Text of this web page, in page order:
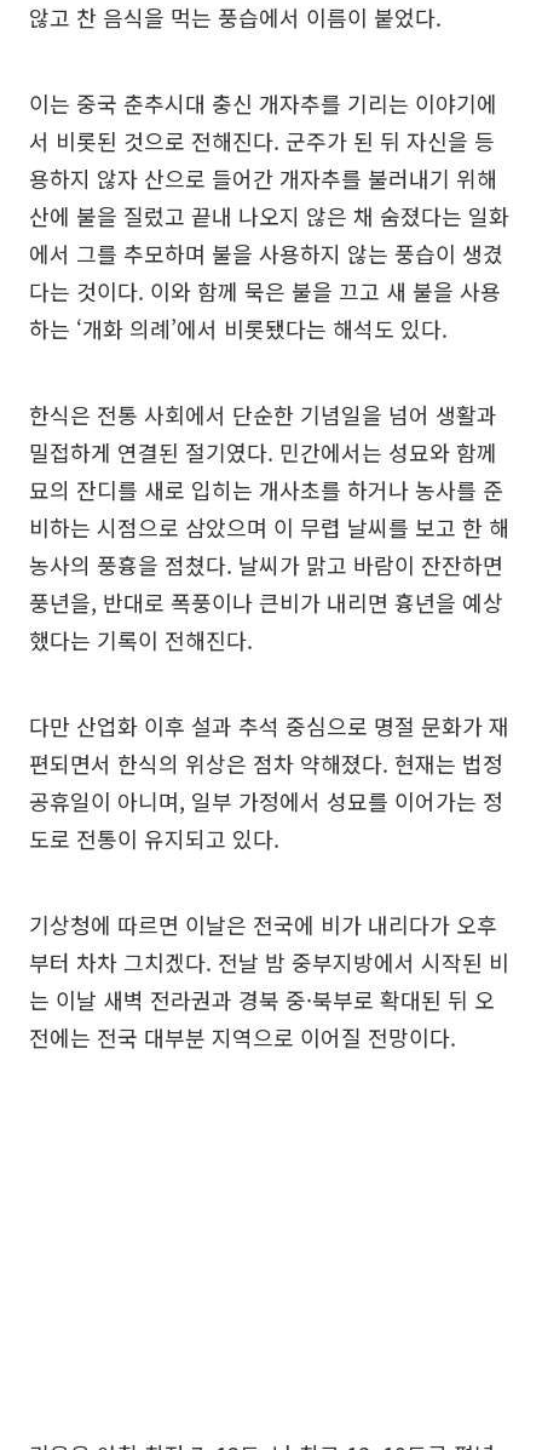
않고 찬 음식을 먹는 풍습에서 이름이 붙었다.
이는 중국 춘추시대 충신 개자추를 기리는 이야기에
서 비롯된 것으로 전해진다. 군주가 된 뒤 자신을 등
용하지 않자 산으로 들어간 개자추를 불러내기 위해
산에 불을 질렀고 끝내 나오지 않은 채 숨졌다는 일화
에서 그를 추모하며 불을 사용하지 않는 풍습이 생겼
다는 것이다. 이와 함께 묵은 불을 끄고 새 불을 사용
하는 ‘개화 의례’에서 비롯됐다는 해석도 있다.
한식은 전통 사회에서 단순한 기념일을 넘어 생활과
밀접하게 연결된 절기였다. 민간에서는 성묘와 함께
묘의 잔디를 새로 입히는 개사초를 하거나 농사를 준
비하는 시점으로 삼았으며 이 무렵 날씨를 보고 한 해
농사의 풍흉을 점쳤다. 날씨가 맑고 바람이 잔잔하면
풍년을, 반대로 폭풍이나 큰비가 내리면 흉년을 예상
했다는 기록이 전해진다.
다만 산업화 이후 설과 추석 중심으로 명절 문화가 재
편되면서 한식의 위상은 점차 약해졌다. 현재는 법정
공휴일이 아니며, 일부 가정에서 성묘를 이어가는 정
도로 전통이 유지되고 있다.
기상청에 따르면 이날은 전국에 비가 내리다가 오후
부터 차차 그치겠다. 전날 밤 중부지방에서 시작된 비
는 이날 새벽 전라권과 경북 중·북부로 확대된 뒤 오
전에는 전국 대부분 지역으로 이어질 전망이다.